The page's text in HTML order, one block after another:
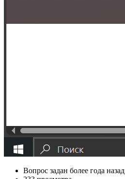
Вопрос задан более года назад